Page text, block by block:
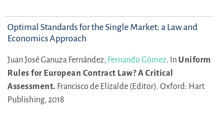
Optimal Standards for the Single Market: a Law and
Economics Approach
Juan José Ganuza Fernández, Fernando Gómez. In Uniform
Rules for European Contract Law? A Critical
Assessment. Francisco de Elizalde (Editor). Oxford: Hart
Publishing, 2018